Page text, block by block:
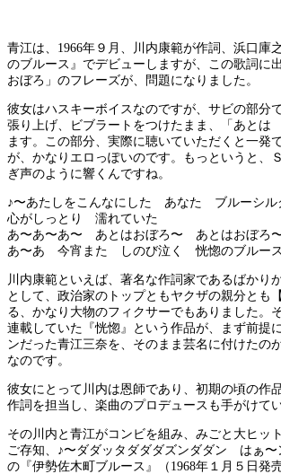
青江は、1966年９月、川内康範が作詞、浜口庫
のブルース』でデビューしますが、この歌詞に
おぼろ」のフレーズが、問題になりました。
彼女はハスキーボイスなのですが、サビの部分
張り上げ、ビブラートをつけたまま、「あと
ます。この部分、実際に聴いていただくと一発
が、かなりエロっぽいのです。もっというと、
ぎ声のように響くんですね。
♪〜あたしをこんなにした あなた ブルーシル
心がしっとり 濡れていた
あ〜あ〜あ〜 あとはおぼろ〜 あとはおぼろ
あ〜あ 今宵また しのび泣く 恍惚のブルー
川内康範といえば、著名な作詞家であるばかり
として、政治家のトップともヤクザの親分とも
る、かなり大物のフィクサーでもありました。
連載していた『恍惚』という作品が、まず前提
ンだった青江三奈を、そのまま芸名に付けたの
なのです。
彼女にとって川内は恩師であり、初期の頃の作
作詞を担当し、楽曲のプロデュースも手がけて
その川内と青江がコンビを組み、みごと大ヒッ
ご存知、♪〜ダダッタダダダズンダダン はぁ
の『伊勢佐木町ブルース』（1968年１月５日発